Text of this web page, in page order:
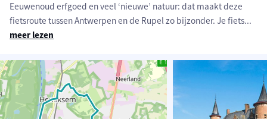
Eeuwenoud erfgoed en veel ‘nieuwe’ natuur: dat maakt deze
fietsroute tussen Antwerpen en de Rupel zo bijzonder. Je fiets...
meer lezen